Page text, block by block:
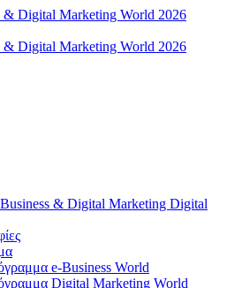
Business & Digital Marketing Digital
e-Business World
Digital Marketing World